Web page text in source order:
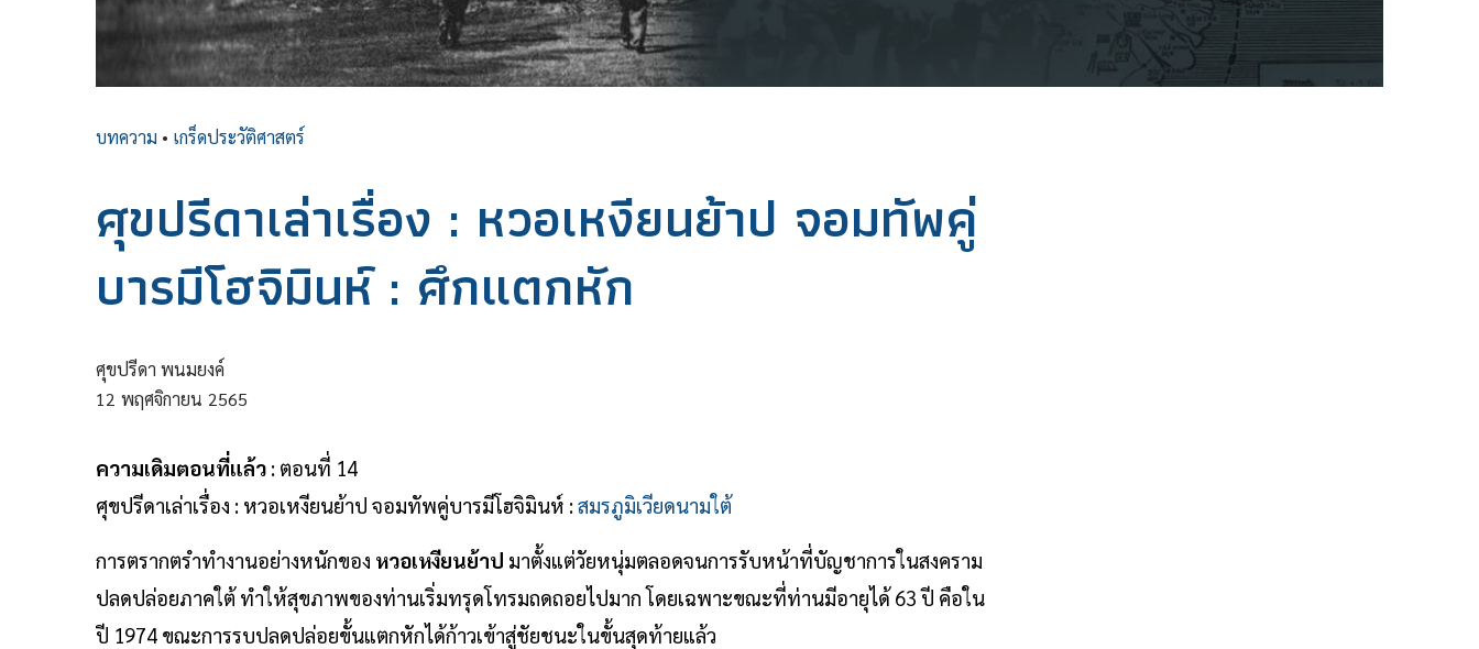
บทความ • เกร็ดประวัติศาสตร์
ศุขปรีดาเล่าเรื่อง : หวอเหงียนย้าป จอมทัพคู่
บารมีโฮจิมินห์ : ศึกแตกหัก
ศุขปรีดา พนมยงค์
12 พฤศจิกายน 2565
ความเดิมตอนที่แล้ว : ตอนที่ 14
ศุขปรีดาเล่าเรื่อง : หวอเหงียนย้าป จอมทัพคู่บารมีโฮจิมินห์ :สมรภูมิเวียดนามใต้
การตรากตรำทำงานอย่างหนักของ หวอเหงียนย้าป มาตั้งแต่วัยหนุ่มตลอดจนการรับหน้าที่บัญชาการในสงคราม
ปลดปล่อยภาคใต้ ทำให้สุขภาพของท่านเริ่มทรุดโทรมถดถอยไปมาก โดยเฉพาะขณะที่ท่านมีอายุได้ 63 ปี คือใน
ปี 1974 ขณะการรบปลดปล่อยขั้นแตกหักได้ก้าวเข้าสู่ชัยชนะในขั้นสุดท้ายแล้ว